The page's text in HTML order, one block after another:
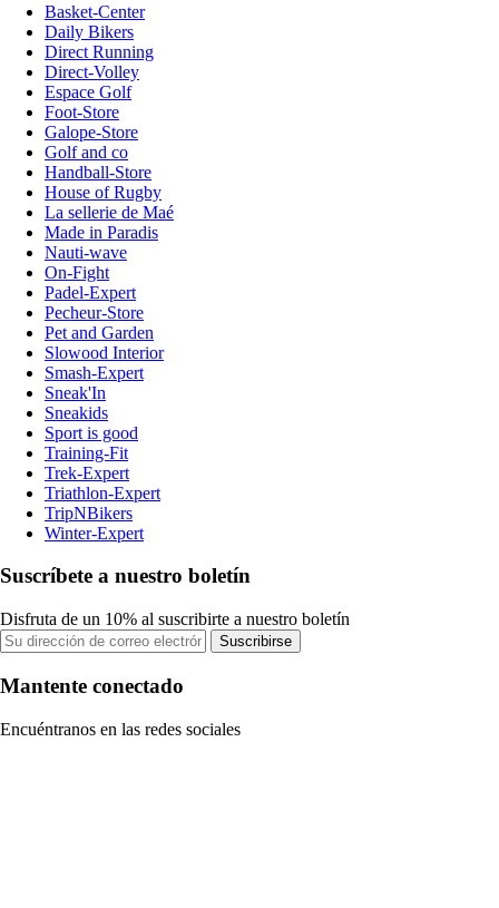
Basket-Center
Daily Bikers
Direct Running
Direct-Volley
Espace Golf
Foot-Store
Galope-Store
Golf and co
Handball-Store
House of Rugby
La sellerie de Maé
Made in Paradis
Nauti-wave
On-Fight
Padel-Expert
Pecheur-Store
Pet and Garden
Slowood Interior
Smash-Expert
Sneak'In
Sneakids
Sport is good
Training-Fit
Trek-Expert
Triathlon-Expert
TripNBikers
Winter-Expert
Suscríbete a nuestro boletín
Disfruta de un 10% al suscribirte a nuestro boletín
Suscribirse
Mantente conectado
Encuéntranos en las redes sociales